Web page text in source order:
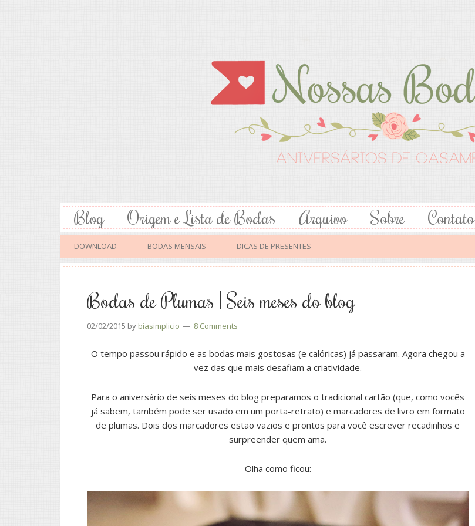
Blog Origem e Lista de Bodas Arquivo Sobre Contato
DOWNLOAD BODAS MENSAIS DICAS DE PRESENTES
Bodas de Plumas | Seis meses do blog
02/02/2015 by biasimplicio 8 Comments
O tempo passou rápido e as bodas mais gostosas (e calóricas) já passaram. Agora chegou a
vez das que mais desafiam a criatividade.
Para o aniversário de seis meses do blog preparamos o tradicional cartão (que, como vocês
já sabem, também pode ser usado em um porta-retrato) e marcadores de livro em formato
de plumas. Dois dos marcadores estão vazios e prontos para você escrever recadinhos e
surpreender quem ama.
Olha como ficou: